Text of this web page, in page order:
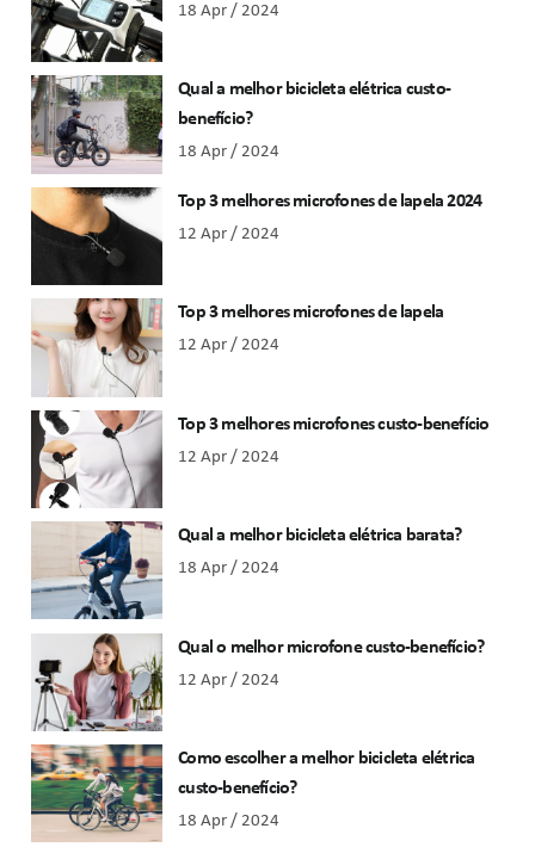
18 Apr / 2024
Qual a melhor bicicleta elétrica custo-
benefício?
18 Apr / 2024
Top 3 melhores microfones de lapela 2024
12 Apr / 2024
Top 3 melhores microfones de lapela
12 Apr / 2024
Top 3 melhores microfones custo-benefício
12 Apr / 2024
Qual a melhor bicicleta elétrica barata?
18 Apr / 2024
Qual o melhor microfone custo-benefício?
12 Apr / 2024
Como escolher a melhor bicicleta elétrica
custo-benefício?
18 Apr / 2024